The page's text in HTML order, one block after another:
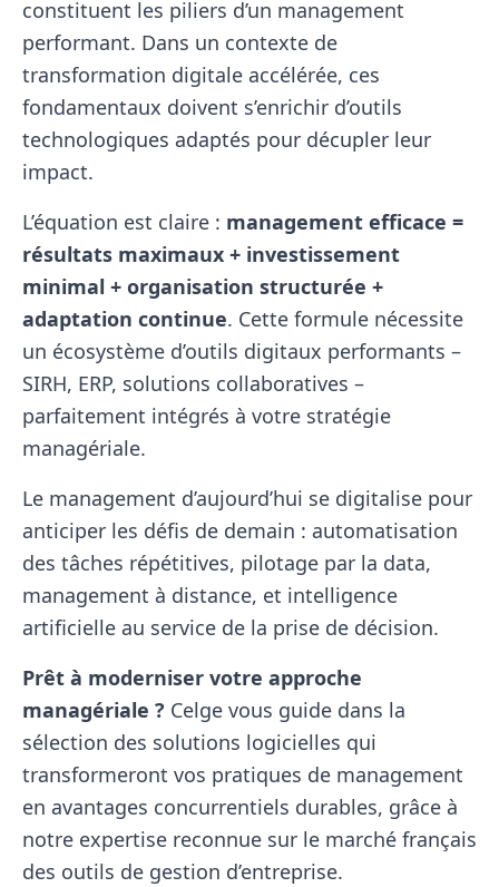
constituent les piliers d’un management
performant. Dans un contexte de
transformation digitale accélérée, ces
fondamentaux doivent s’enrichir d’outils
technologiques adaptés pour décupler leur
impact.
L’équation est claire : management efficace =
résultats maximaux + investissement
minimal + organisation structurée +
adaptation continue. Cette formule nécessite
un écosystème d’outils digitaux performants –
SIRH, ERP, solutions collaboratives –
parfaitement intégrés à votre stratégie
managériale.
Le management d’aujourd’hui se digitalise pour
anticiper les défis de demain : automatisation
des tâches répétitives, pilotage par la data,
management à distance, et intelligence
artificielle au service de la prise de décision.
Prêt à moderniser votre approche
managériale ? Celge vous guide dans la
sélection des solutions logicielles qui
transformeront vos pratiques de management
en avantages concurrentiels durables, grâce à
notre expertise reconnue sur le marché français
des outils de gestion d’entreprise.